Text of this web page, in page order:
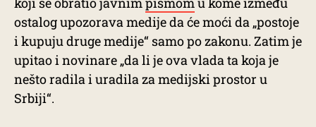
ostalog upozorava medije da će moći da „postoje
i kupuju druge medije“ samo po zakonu. Zatim je
upitao i novinare „da li je ova vlada ta koja je
nešto radila i uradila za medijski prostor u
Srbiji“.